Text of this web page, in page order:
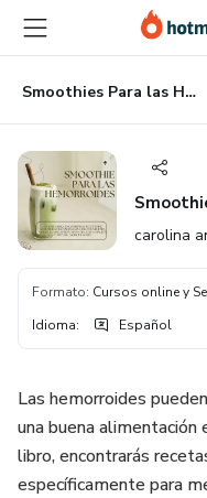
principal
página
de
página
Smoothies Para las Hemorroides
carolina
Formato: Cursos online y
Idioma: Español
Las hemorroides
una buena alimentación
libro, encontrarás
específicamente para